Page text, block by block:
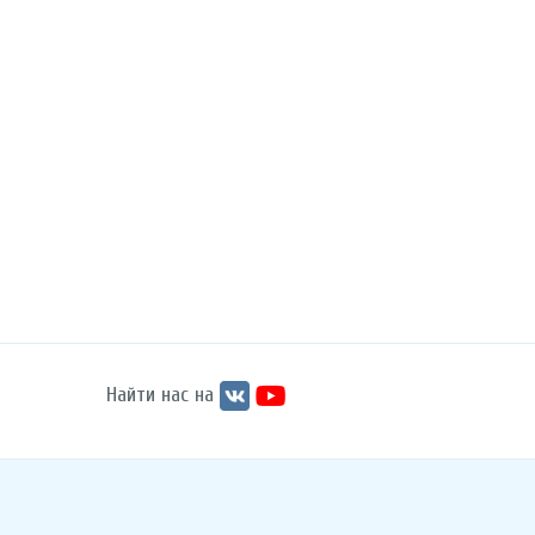
Найти нас на